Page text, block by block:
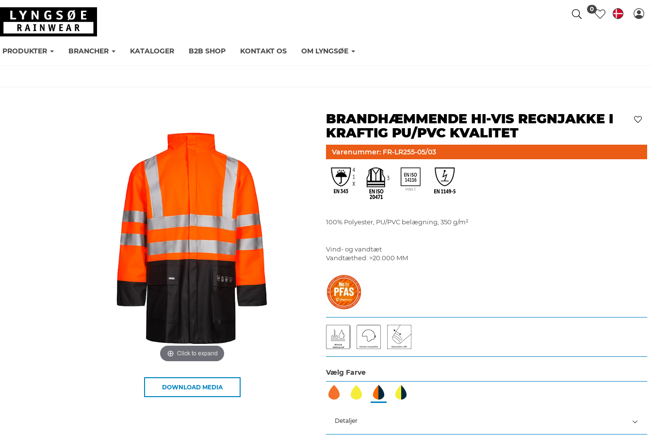
PRODUKTER BRANCHER KATALOGER B2B SHOP KONTAKT OS OM LYNGSØE
0
Click to expand
DOWNLOAD MEDIA
BRANDHÆMMENDE HI-VIS REGNJAKKE I
KRAFTIG PU/PVC KVALITET
Varenummer: FR-LR255-05/03
100% Polyester, PU/PVC belægning, 350 g/m²
Vind- og vandtæt
Vandtæthed: >20.000 MM
Vælg Farve
Detaljer